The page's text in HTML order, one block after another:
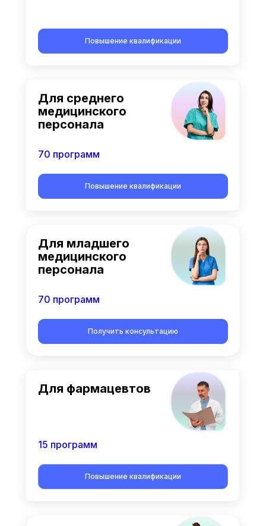
Для среднего
медицинского
персонала
70 программ
Повышение квалификации
Повышение квалификации
Для младшего
медицинского
персонала
70 программ
Получить консультацию
Для фармацевтов
Повышение квалификации
15 программ